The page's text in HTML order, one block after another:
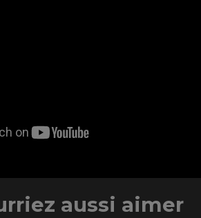
aussi aimer